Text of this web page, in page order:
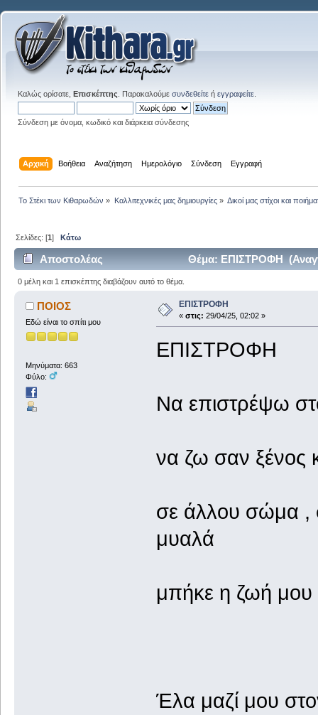
Καλώς ορίσατε, Επισκέπτης . Παρακαλούμε συνδεθείτε ή εγγραφείτε
Σύνδεση με όνομα, κωδικό και διάρκεια σύνδεσης
Αρχική Βοήθεια Αναζήτηση Ημερολόγιο Σύνδεση Εγγραφή
Το Στέκι των Κιθαρωδών » Καλλιτεχνικές μας δημιουργίες» Δικοί μας στίχοι και
Σελίδες: [1]Κάτω
Αποστολέας Θέμα: ΕΠΙΣΤΡΟΦΗ
0 μέλη και 1 επισκέπτης διαβάζουν αυτό το θέμα.
ΠΟΙΟΣ
Εδώ είναι το σπίτι μου
Μηνύματα: 663
Φύλο:
ΕΠΙΣΤΡΟΦΗ
« στις: 29/04/25, 02:02 »
ΕΠΙΣΤΡΟΦΗ
Να επιστρέψω
να ζω σαν ξένος
σε άλλου σώμα ,
μυαλά
μπήκε η ζωή μου
Έλα μαζί μου